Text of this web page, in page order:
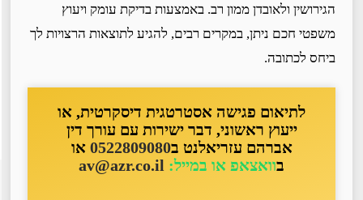
הגירושין ולאובדן ממון רב. באמצעות בדיקת עומק ויעוץ
משפטי חכם ניתן, במקרים רבים, להגיע לתוצאות הרצויות לך
ביחס לכתובה.
לתיאום פגישה אסטרטגית דיסקרטית, או
ייעוץ ראשוני, דבר ישירות עם עורך דין
אברהם עזריאלנט ב0522809080או
בוואצאפ או במייל:av@azr.co.il